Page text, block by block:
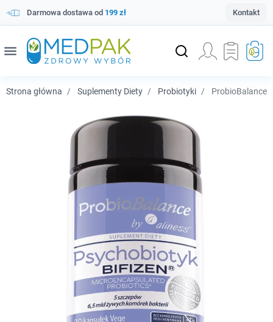
Darmowa dostawa od 199 zł Kontakt
menu
Strona główna Suplementy Diety Probiotyki ProbioBalance